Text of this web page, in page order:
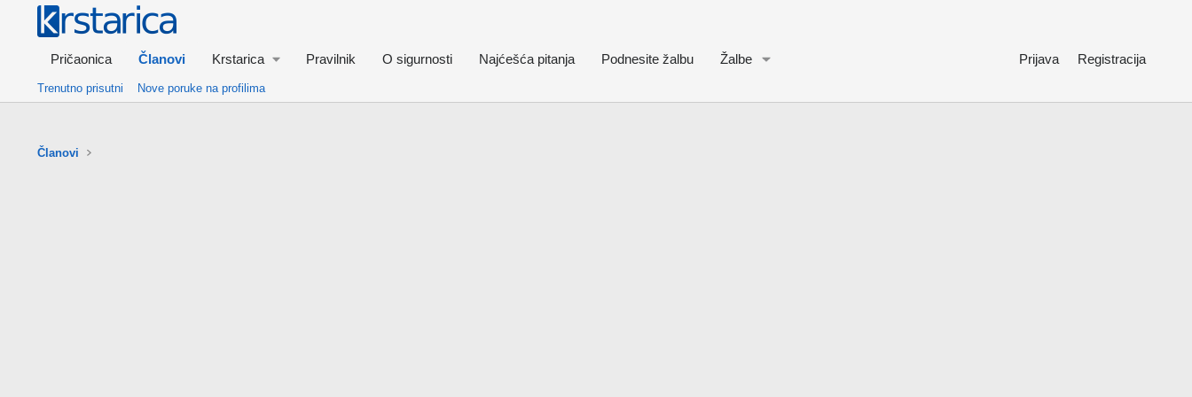
Pričaonica Članovi Krstarica Pravilnik O sigurnosti Najćešća pitanja Podnesite žalbu Žalbe Prijava Registracija
Trenutno prisutni Nove poruke na profilima
Članovi